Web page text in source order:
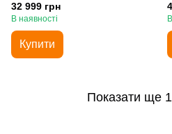
32 999 грн
В наявності
Купити
Показати ще